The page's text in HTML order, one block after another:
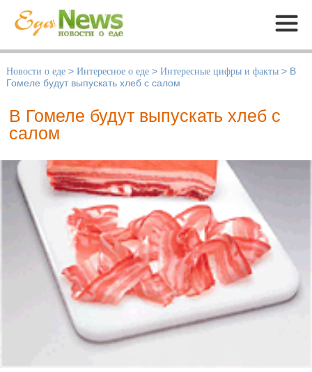
Меню
Новости о еде > Интересное о еде > Интересные цифры и факты > В
Гомеле будут выпускать хлеб с салом
В Гомеле будут выпускать хлеб с
салом